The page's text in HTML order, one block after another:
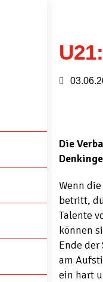
Die
Wenn
betritt,
Talente
können
Ende
am
ein hart